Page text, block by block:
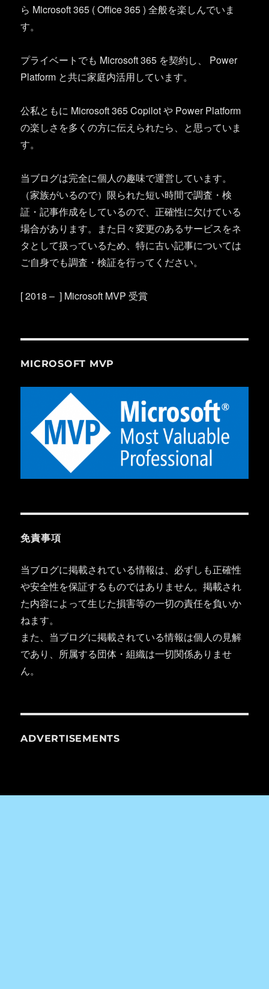
ら Microsoft 365 ( Office 365 ) 全般を楽しんでいま
す。
プライベートでも Microsoft 365 を契約し、 Power
Platform と共に家庭内活用しています。
公私ともに Microsoft 365 Copilot や Power Platform
の楽しさを多くの方に伝えられたら、と思っていま
す。
当ブログは完全に個人の趣味で運営しています。
（家族がいるので）限られた短い時間で調査・検
証・記事作成をしているので、正確性に欠けている
場合があります。また日々変更のあるサービスをネ
タとして扱っているため、特に古い記事については
ご自身でも調査・検証を行ってください。
[ 2018 – ] Microsoft MVP 受賞
MICROSOFT MVP
免責事項
当ブログに掲載されている情報は、必ずしも正確性
や安全性を保証するものではありません。掲載され
た内容によって生じた損害等の一切の責任を負いか
ねます。
また、当ブログに掲載されている情報は個人の見解
であり、所属する団体・組織は一切関係ありませ
ん。
ADVERTISEMENTS